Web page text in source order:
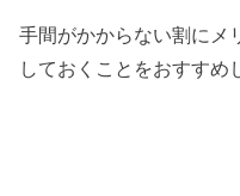
手間がかからない割にメ
しておくことをおすすめ